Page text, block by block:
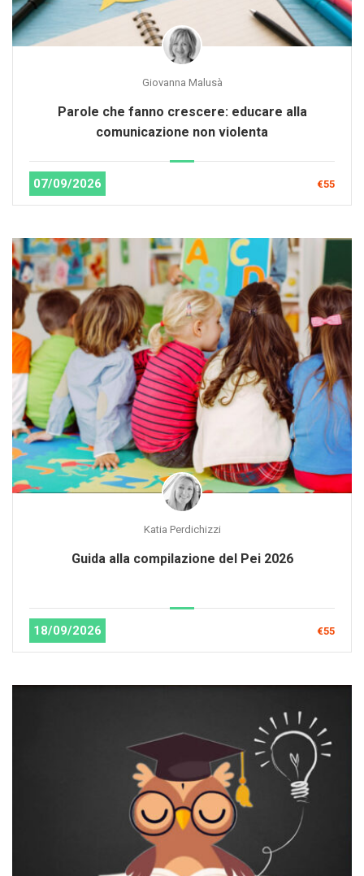
Giovanna Malusà
Parole che fanno crescere: educare alla
comunicazione non violenta
07/09/2026 €55
Katia Perdichizzi
Guida alla compilazione del Pei 2026
18/09/2026 €55